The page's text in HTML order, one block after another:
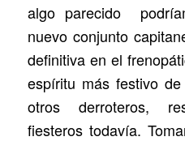
algo parecido
nuevo conjunto
definitiva en el
espíritu más festivo
otros derroteros,
fiesteros todavía.